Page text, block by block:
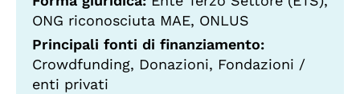
ONG riconosciuta MAE, ONLUS
Principali fonti di finanziamento:
Crowdfunding, Donazioni, Fondazioni /
enti privati